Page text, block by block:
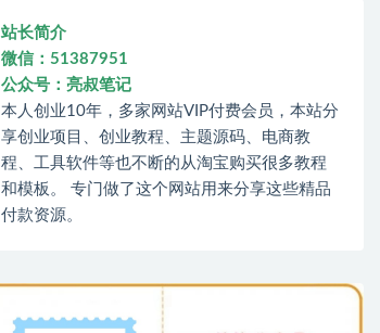
站长简介
微信：51387951
公众号：亮叔笔记
本人创业10年，多家网站VIP付费会员，本站分
享创业项目、创业教程、主题源码、电商教
程、工具软件等也不断的从淘宝购买很多教程
和模板。 专门做了这个网站用来分享这些精品
付款资源。